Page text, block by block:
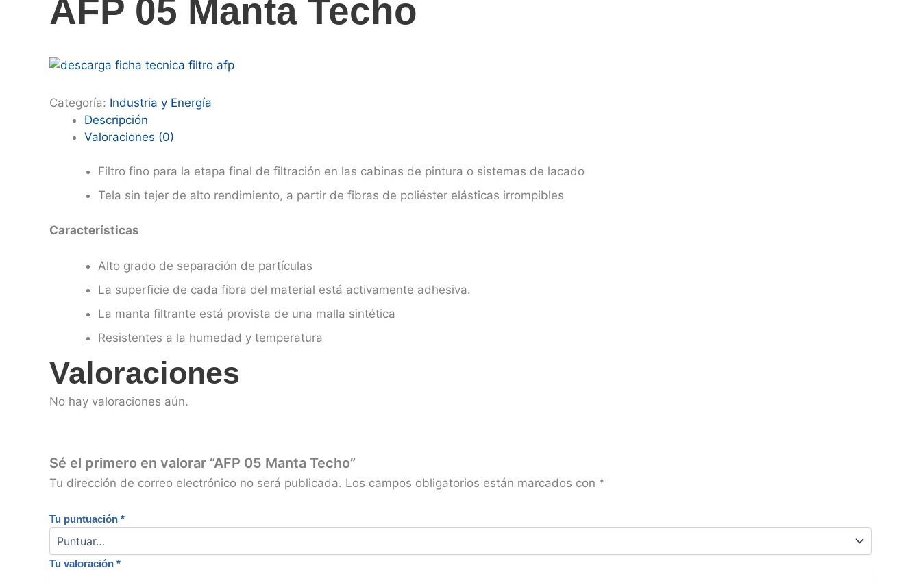
AFP 05 Manta Techo
Categoría: Industria y Energía
Descripción
Valoraciones (0)
Filtro fino para la etapa final de filtración en las cabinas de pintura o sistemas de lacado
Tela sin tejer de alto rendimiento, a partir de fibras de poliéster elásticas irrompibles
Características
Alto grado de separación de partículas
La superficie de cada fibra del material está activamente adhesiva.
La manta filtrante está provista de una malla sintética
Resistentes a la humedad y temperatura
Valoraciones
No hay valoraciones aún.
Sé el primero en valorar “AFP 05 Manta Techo”
Tu dirección de correo electrónico no será publicada. Los campos obligatorios están marcados con *
Tu puntuación *
Tu valoración *